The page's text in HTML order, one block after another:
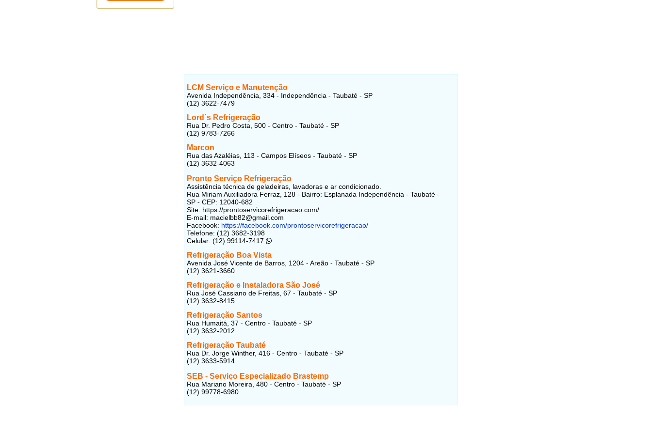
LCM Serviço e Manutenção
Avenida Independência, 334 - Independência - Taubaté - SP
(12) 3622-7479
Lord´s Refrigeração
Rua Dr. Pedro Costa, 500 - Centro - Taubaté - SP
(12) 9783-7266
Marcon
Rua das Azaléias, 113 - Campos Elíseos - Taubaté - SP
(12) 3632-4063
Pronto Serviço Refrigeração
Assistência técnica de geladeiras, lavadoras e ar condicionado.
Rua Miriam Auxiliadora Ferraz, 128 - Bairro: Esplanada Independência - Taubaté -
SP - CEP: 12040-682
Site: https://prontoservicorefrigeracao.com/
E-mail: macielbb82@gmail.com
Facebook: https://facebook.com/prontoservicorefrigeracao/
Telefone: (12) 3682-3198
Celular: (12) 99114-7417
Refrigeração Boa Vista
Avenida José Vicente de Barros, 1204 - Areão - Taubaté - SP
(12) 3621-3660
Refrigeração e Instaladora São José
Rua José Cassiano de Freitas, 67 - Taubaté - SP
(12) 3632-8415
Refrigeração Santos
Rua Humaitá, 37 - Centro - Taubaté - SP
(12) 3632-2012
Refrigeração Taubaté
Rua Dr. Jorge Winther, 416 - Centro - Taubaté - SP
(12) 3633-5914
SEB - Serviço Especializado Brastemp
Rua Mariano Moreira, 480 - Centro - Taubaté - SP
(12) 99778-6980